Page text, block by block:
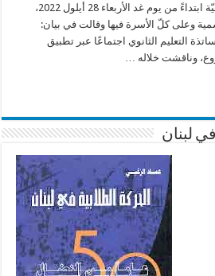
بالتسجيل في الثانويات الرّسميّة ابتداءً من يوم غد الأربعاء 28 أيلول 2022،
وعلى كلّ الأسرة فيها وقالت في بيان:
التعليم الثانوي اجتماعًا عبر تطبيق
لبنان